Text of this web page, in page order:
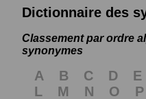
Dictionnaire des
Classement par ordre
synonymes
A B C D E
L
M N O P